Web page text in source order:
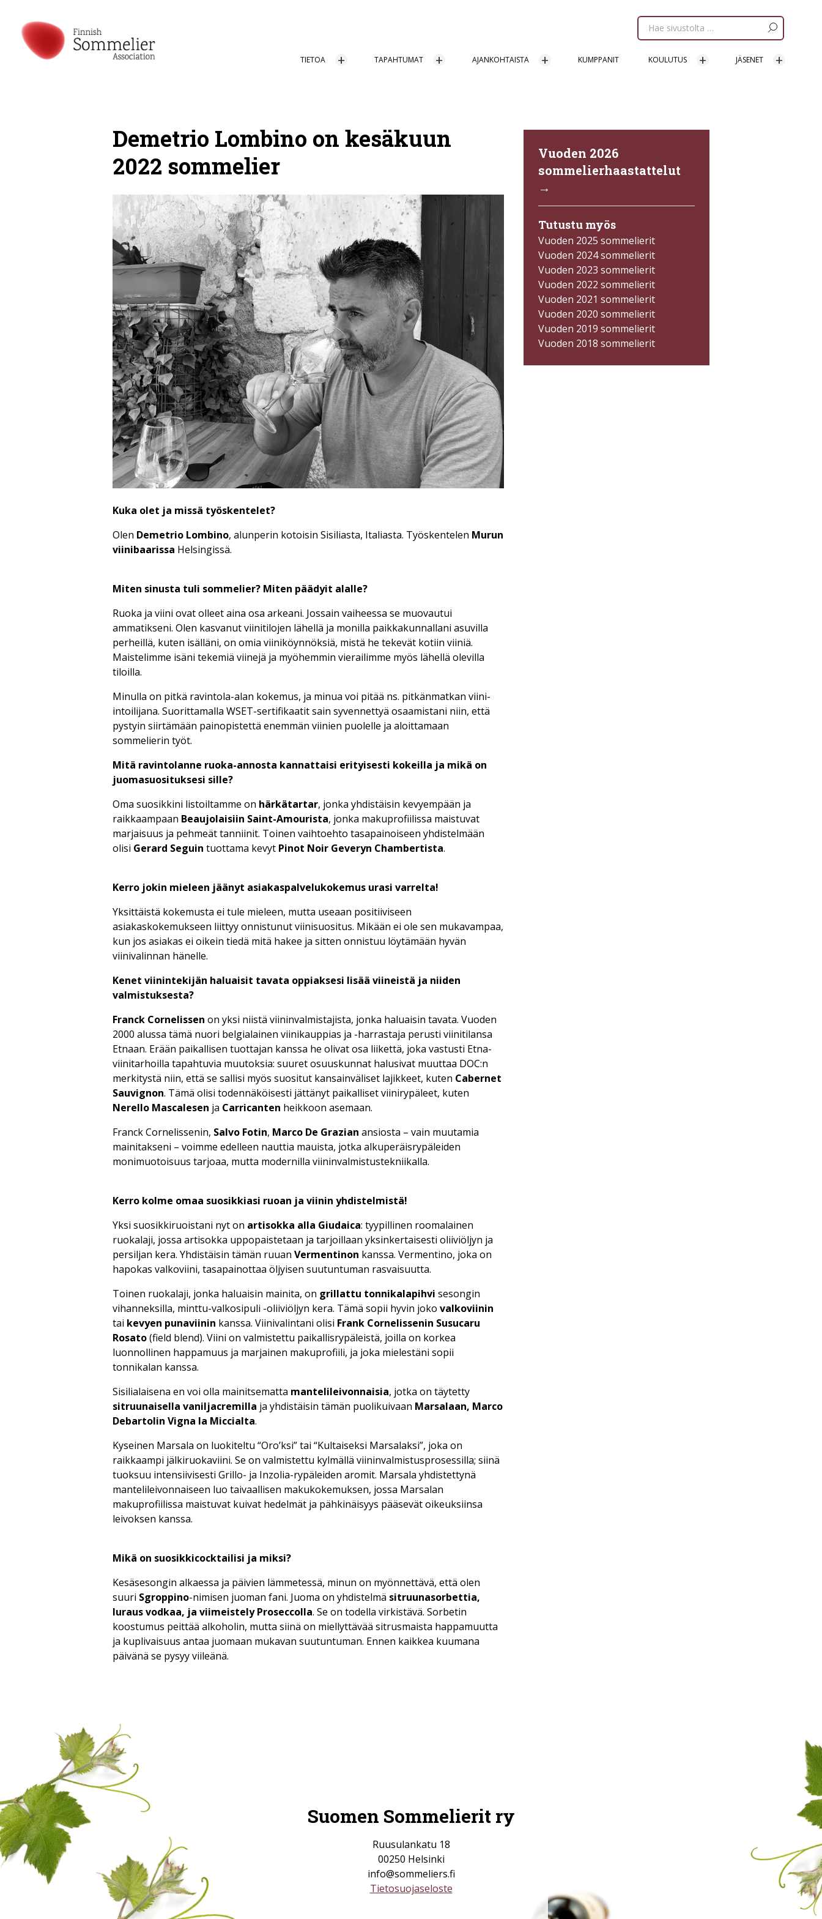
TIETOA TAPAHTUMAT AJANKOHTAISTA KUMPPANIT KOULUTUS JÄSENET
Etsi
sivua:
Demetrio Lombino on kesäkuun
2022 sommelier
Kuka olet ja missä työskentelet?
Olen Demetrio Lombino, alunperin kotoisin Sisiliasta, Italiasta. Työskentelen Murun
viinibaarissa Helsingissä.
Miten sinusta tuli sommelier? Miten päädyit alalle?
Ruoka ja viini ovat olleet aina osa arkeani. Jossain vaiheessa se muovautui
ammatikseni. Olen kasvanut viinitilojen lähellä ja monilla paikkakunnallani asuvilla
perheillä, kuten isälläni, on omia viiniköynnöksiä, mistä he tekevät kotiin viiniä.
Maistelimme isäni tekemiä viinejä ja myöhemmin vierailimme myös lähellä olevilla
tiloilla.
Minulla on pitkä ravintola-alan kokemus, ja minua voi pitää ns. pitkänmatkan viini-
intoilijana. Suorittamalla WSET-sertifikaatit sain syvennettyä osaamistani niin, että
pystyin siirtämään painopistettä enemmän viinien puolelle ja aloittamaan
sommelierin työt.
Mitä ravintolanne ruoka-annosta kannattaisi erityisesti kokeilla ja mikä on
juomasuosituksesi sille?
Oma suosikkini listoiltamme on härkätartar, jonka yhdistäisin kevyempään ja
raikkaampaan Beaujolaisiin Saint-Amourista, jonka makuprofiilissa maistuvat
marjaisuus ja pehmeät tanniinit. Toinen vaihtoehto tasapainoiseen yhdistelmään
olisi Gerard Seguin tuottama kevyt Pinot Noir Geveryn Chambertista.
Kerro jokin mieleen jäänyt asiakaspalvelukokemus urasi varrelta!
Yksittäistä kokemusta ei tule mieleen, mutta useaan positiiviseen
asiakaskokemukseen liittyy onnistunut viinisuositus. Mikään ei ole sen mukavampaa,
kun jos asiakas ei oikein tiedä mitä hakee ja sitten onnistuu löytämään hyvän
viinivalinnan hänelle.
Kenet viinintekijän haluaisit tavata oppiaksesi lisää viineistä ja niiden
valmistuksesta?
Franck Cornelissen on yksi niistä viininvalmistajista, jonka haluaisin tavata. Vuoden
2000 alussa tämä nuori belgialainen viinikauppias ja -harrastaja perusti viinitilansa
Etnaan. Erään paikallisen tuottajan kanssa he olivat osa liikettä, joka vastusti Etna-
viinitarhoilla tapahtuvia muutoksia: suuret osuuskunnat halusivat muuttaa DOC:n
merkitystä niin, että se sallisi myös suositut kansainväliset lajikkeet, kuten Cabernet
Sauvignon. Tämä olisi todennäköisesti jättänyt paikalliset viinirypäleet, kuten
Nerello Mascalesen ja Carricanten heikkoon asemaan.
Franck Cornelissenin, Salvo Fotin, Marco De Grazian ansiosta – vain muutamia
mainitakseni – voimme edelleen nauttia mauista, jotka alkuperäisrypäleiden
monimuotoisuus tarjoaa, mutta modernilla viininvalmistustekniikalla.
Kerro kolme omaa suosikkiasi ruoan ja viinin yhdistelmistä!
Yksi suosikkiruoistani nyt on artisokka alla Giudaica: tyypillinen roomalainen
ruokalaji, jossa artisokka uppopaistetaan ja tarjoillaan yksinkertaisesti oliiviöljyn ja
persiljan kera. Yhdistäisin tämän ruuan Vermentinon kanssa. Vermentino, joka on
hapokas valkoviini, tasapainottaa öljyisen suutuntuman rasvaisuutta.
Toinen ruokalaji, jonka haluaisin mainita, on grillattu tonnikalapihvi sesongin
vihanneksilla, minttu-valkosipuli -oliiviöljyn kera. Tämä sopii hyvin joko valkoviinin
tai kevyen punaviinin kanssa. Viinivalintani olisi Frank Cornelissenin Susucaru
Rosato(field blend). Viini on valmistettu paikallisrypäleistä, joilla on korkea
luonnollinen happamuus ja marjainen makuprofiili, ja joka mielestäni sopii
tonnikalan kanssa.
Sisilialaisena en voi olla mainitsematta mantelileivonnaisia, jotka on täytetty
sitruunaisella vaniljacremilla ja yhdistäisin tämän puolikuivaan Marsalaan, Marco
Debartolin Vigna la Miccialta.
Kyseinen Marsala on luokiteltu “Oro’ksi” tai “Kultaiseksi Marsalaksi”, joka on
raikkaampi jälkiruokaviini. Se on valmistettu kylmällä viininvalmistusprosessilla; siinä
tuoksuu intensiivisesti Grillo- ja Inzolia-rypäleiden aromit. Marsala yhdistettynä
mantelileivonnaiseen luo taivaallisen makukokemuksen, jossa Marsalan
makuprofiilissa maistuvat kuivat hedelmät ja pähkinäisyys pääsevät oikeuksiinsa
leivoksen kanssa.
Mikä on suosikkicocktailisi ja miksi?
Kesäsesongin alkaessa ja päivien lämmetessä, minun on myönnettävä, että olen
suuri Sgroppino-nimisen juoman fani. Juoma on yhdistelmä sitruunasorbettia,
luraus vodkaa, ja viimeistely Proseccolla. Se on todella virkistävä. Sorbetin
koostumus peittää alkoholin, mutta siinä on miellyttävää sitrusmaista happamuutta
ja kuplivaisuus antaa juomaan mukavan suutuntuman. Ennen kaikkea kuumana
päivänä se pysyy viileänä.
Vuoden 2026
sommelierhaastattelut
→
Tutustu myös
Vuoden 2025 sommelierit
Vuoden 2024 sommelierit
Vuoden 2023 sommelierit
Vuoden 2022 sommelierit
Vuoden 2021 sommelierit
Vuoden 2020 sommelierit
Vuoden 2019 sommelierit
Vuoden 2018 sommelierit
Suomen Sommelierit ry
Ruusulankatu 18
00250 Helsinki
info@sommeliers.fi
Tietosuojaseloste